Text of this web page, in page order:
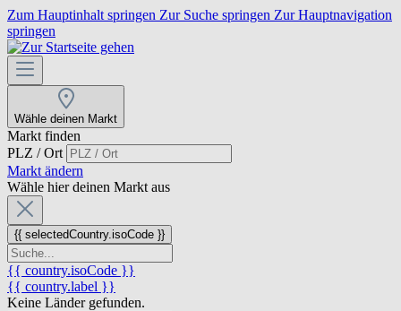
Zum Hauptinhalt springen Zur Suche springen Zur Hauptnavigation
springen
Wähle deinen Markt
Markt finden
PLZ / Ort
Markt ändern
Wähle hier deinen Markt aus
{{ selectedCountry.isoCode }}
{{ country.isoCode }}
{{ country.label }}
Keine Länder gefunden.